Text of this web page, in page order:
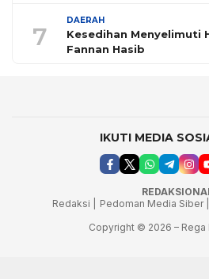
7
DAERAH
Kesedihan Menyelimuti
Fannan Hasib
IKUTI MEDIA
Redaksi |
Pedoman Media Siber |
Copyright © 2026 – Rega